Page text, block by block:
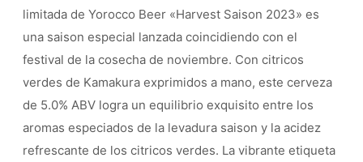
limitada de Yorocco Beer «Harvest Saison 2023» es
una saison especial lanzada coincidiendo con el
festival de la cosecha de noviembre. Con citricos
verdes de Kamakura exprimidos a mano, este cerveza
de 5.0% ABV logra un equilibrio exquisito entre los
aromas especiados de la levadura saison y la acidez
refrescante de los citricos verdes. La vibrante etiqueta